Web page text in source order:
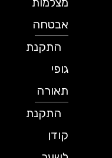
אבטחה
התקנת
תאורה
התקנת